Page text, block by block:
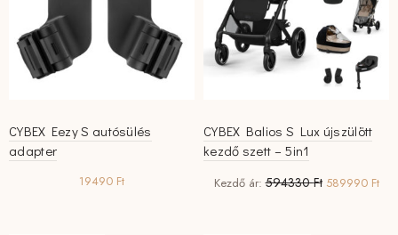
CYBEX Eezy S autósülés
adapter
19490 Ft
CYBEX Balios S Lux újszülött
kezdő szett – 5in1
Kezdő ár:594330Ft Original
589990 Ft